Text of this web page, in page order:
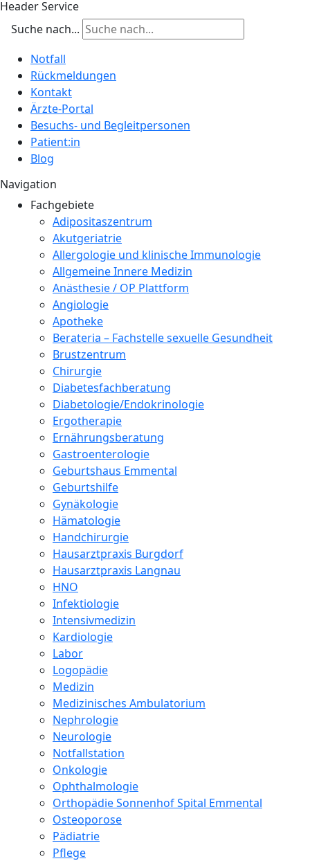
Header Service
Suche nach...
Notfall
Rückmeldungen
Kontakt
Ärzte-Portal
Besuchs- und Begleitpersonen
Patient:in
Blog
Navigation
Fachgebiete
Adipositaszentrum
Akutgeriatrie
Allergologie und klinische Immunologie
Allgemeine Innere Medizin
Anästhesie / OP Plattform
Angiologie
Apotheke
Berateria – Fachstelle sexuelle Gesundheit
Brustzentrum
Chirurgie
Diabetesfachberatung
Diabetologie/Endokrinologie
Ergotherapie
Ernährungsberatung
Gastroenterologie
Geburtshaus Emmental
Geburtshilfe
Gynäkologie
Hämatologie
Handchirurgie
Hausarztpraxis Burgdorf
Hausarztpraxis Langnau
HNO
Infektiologie
Intensivmedizin
Kardiologie
Labor
Logopädie
Medizin
Medizinisches Ambulatorium
Nephrologie
Neurologie
Notfallstation
Onkologie
Ophthalmologie
Orthopädie Sonnenhof Spital Emmental
Osteoporose
Pädiatrie
Pflege